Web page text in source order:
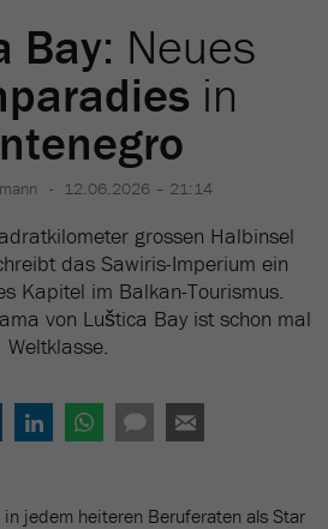
Bay: Neues
in
12.06.2026 – 21:14
grossen Halbinsel
das Sawiris-Imperium ein
Kapitel im Balkan-Tourismus.
von Luštica Bay ist schon mal
Weltklasse.
jedem heiteren Beruferaten als Star